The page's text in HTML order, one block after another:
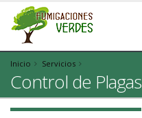
Inicio Servicios
Control de Plagas